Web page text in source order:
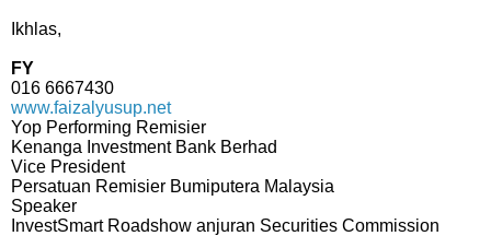
Ikhlas,
FY
016 6667430
www.faizalyusup.net
Yop Performing Remisier
Kenanga Investment Bank Berhad
Vice President
Persatuan Remisier Bumiputera Malaysia
Speaker
InvestSmart Roadshow anjuran Securities Commission